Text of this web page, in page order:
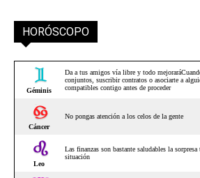
HORÓSCOPO